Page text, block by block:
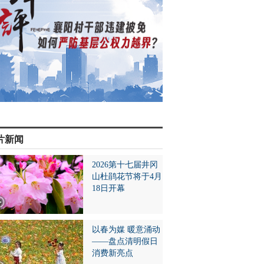
新闻
2026第十七届井冈
山杜鹃花节将于4月
18日开幕
以春为媒 暖意涌动
——盘点清明假日
消费新亮点